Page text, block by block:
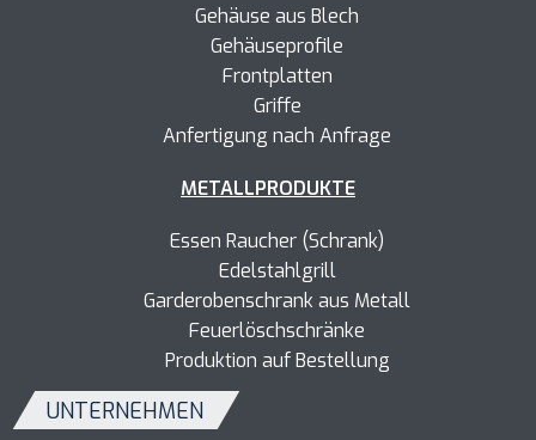
Gehäuse aus Blech
Gehäuseprofile
Frontplatten
Griffe
Anfertigung nach Anfrage
METALLPRODUKTE
Essen Raucher (Schrank)
Edelstahlgrill
Garderobenschrank aus Metall
Feuerlöschschränke
Produktion auf Bestellung
UNTERNEHMEN